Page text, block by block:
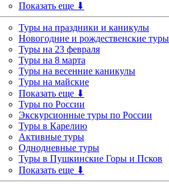
Показать еще ⬇
Туры на праздники и каникулы
Новогодние и рождественские туры
Туры на 23 февраля
Туры на 8 марта
Туры на весенние каникулы
Туры на майские
Показать еще ⬇
Туры по России
Экскурсионные туры по России
Туры в Карелию
Активные туры
Однодневные туры
Туры в Пушкинские Горы и Псков
Показать еще ⬇